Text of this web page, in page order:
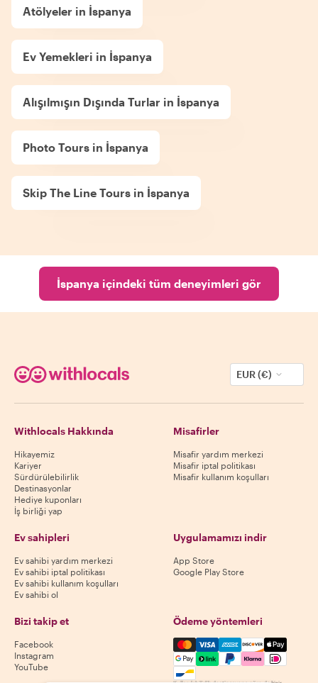
Atölyeler in İspanya
Ev Yemekleri in İspanya
Alışılmışın Dışında Turlar in İspanya
Photo Tours in İspanya
Skip The Line Tours in İspanya
İspanya içindeki tüm deneyimleri gör
EUR (€)
Withlocals Hakkında
Hikayemiz
Kariyer
Sürdürülebilirlik
Destinasyonlar
Hediye kuponları
İş birliği yap
Misafirler
Misafir yardım merkezi
Misafir iptal politikası
Misafir kullanım koşulları
Ev sahipleri
Ev sahibi yardım merkezi
Ev sahibi iptal politikası
Ev sahibi kullanım koşulları
Ev sahibi ol
Uygulamamızı indir
App Store
Google Play Store
Bizi takip et
Facebook
Instagram
YouTube
Ödeme yöntemleri
Mastercard, Visa, Amex,